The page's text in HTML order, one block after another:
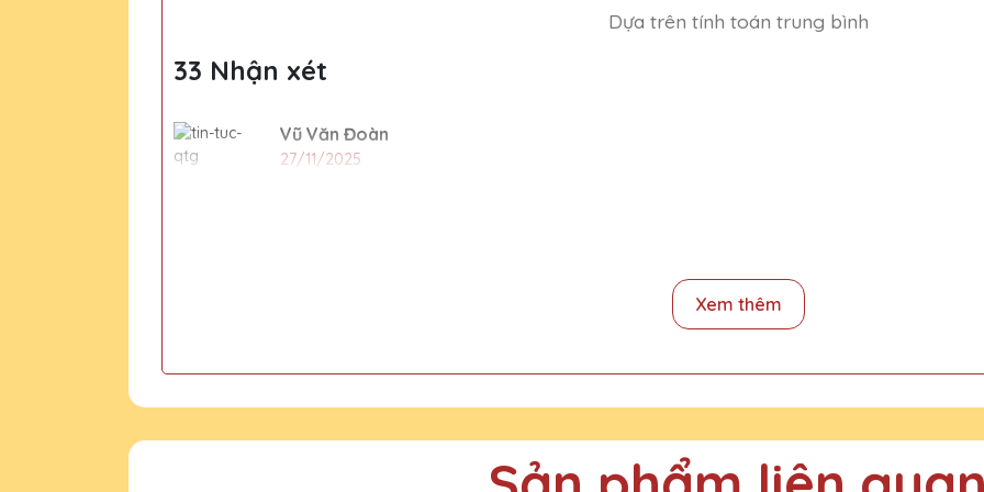
Dựa trên tính toán trung bình
33 Nhận xét
Vũ Văn Đoàn
27/11/2025
Mình đã đặt một số lượng lớn cúp pha lê cho sự kiện cuối năm của công ty và tất cả đều rất
Xem thêm